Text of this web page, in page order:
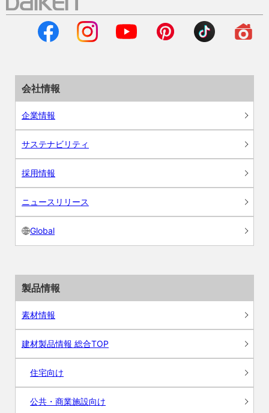
会社情報
企業情報
サステナビリティ
採用情報
ニュースリリース
Global
製品情報
素材情報
建材製品情報 総合TOP
住宅向け
公共・商業施設向け